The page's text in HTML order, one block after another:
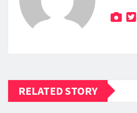
RELATED STORY